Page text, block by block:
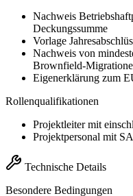
Nachweis
Deckungssumme
Vorlage
Nachweis von
Brownfield-
Eigenerklärung zum
Rollenqualifikationen
Projektleiter mit
Projektpersonal mit
Technische Details
Besondere Bedingungen